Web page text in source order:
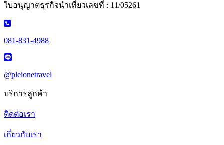
ใบอนุญาตธุรกิจนำเที่ยวเลขที่ : 11/05261
081-831-4988
@pleionetravel
บริการลูกค้า
ติดต่อเรา
เกี่ยวกับเรา